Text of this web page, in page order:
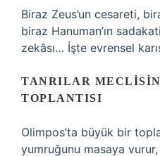
Biraz Zeus’un cesareti,
biraz Hanuman’ın
zekâsı… İşte evrensel
TANRILAR
TOPLANTISI
Olimpos’ta büyük bir
yumruğunu masaya